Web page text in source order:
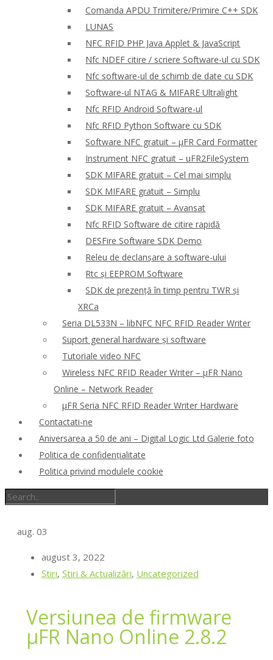
Comanda APDU Trimitere/Primire C++ SDK
LUNAS
NFC RFID PHP Java Applet & JavaScript
Nfc NDEF citire / scriere Software-ul cu SDK
Nfc software-ul de schimb de date cu SDK
Software-ul NTAG & MIFARE Ultralight
Nfc RFID Android Software-ul
Nfc RFID Python Software cu SDK
Software NFC gratuit – μFR Card Formatter
Instrument NFC gratuit – uFR2FileSystem
SDK MIFARE gratuit – Cel mai simplu
SDK MIFARE gratuit – Simplu
SDK MIFARE gratuit – Avansat
Nfc RFID Software de citire rapidă
DESFire Software SDK Demo
Releu de declanșare a software-ului
Rtc și EEPROM Software
SDK de prezență în timp pentru TWR și
XRCa
Seria DL533N – libNFC NFC RFID Reader Writer
Suport general hardware și software
Tutoriale video NFC
Wireless NFC RFID Reader Writer – μFR Nano
Online – Network Reader
μFR Seria NFC RFID Reader Writer Hardware
Contactati-ne
Aniversarea a 50 de ani – Digital Logic Ltd Galerie foto
Politica de confidenţialitate
Politica privind modulele cookie
aug. 03
august 3, 2022
Ştiri, Știri & Actualizări, Uncategorized
Versiunea de firmware
μFR Nano Online 2.8.2